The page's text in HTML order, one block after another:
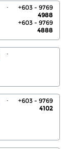
.
+603 - 9769
4988
+603 - 9769
4888
.
.
+603 - 9769
4102